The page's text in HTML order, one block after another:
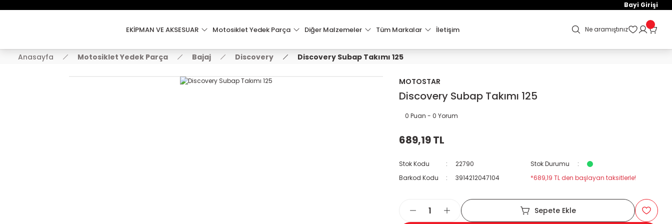
2000 TL VE ÜZERİ KARGO ÜCRETSİZ !
Bayi Girişi
EKİPMAN VE AKSESUAR Motosiklet Yedek Parça Diğer Malzemeler Tüm Markalar İletişim Ne aramıştınız
Anasayfa Motosiklet Yedek Parça Bajaj Discovery Discovery Subap Takımı 125
MOTOSTAR
Discovery Subap Takımı 125
0 Puan - 0 Yorum
689,19 TL
Stok Kodu 22790
Stok Durumu
Barkod Kodu
3914212047104 *689,19 TL den başlayan taksitlerle!
Sepete Ekle